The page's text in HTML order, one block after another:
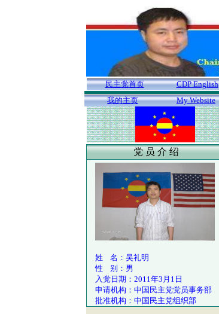
民主党首页 CDP English
我的主页
My Website
党 员 介 绍
姓 名：吴礼明
性 别：男
入党日期：2011年3月1日
申请机构：中国民主党党员事务部
批准机构：中国民主党组织部